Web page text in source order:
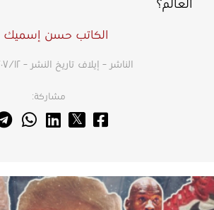
العالم؟
الكاتب حسن إسميك
الناشر – إيلاف تاريخ النشر – ١٢‏/٠٧‏/٢٠٢٠
مشاركة: